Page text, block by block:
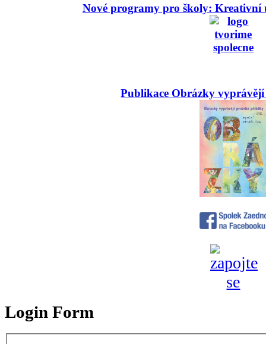
Nové programy pro školy: Kreativní
Publikace Obrázky
Login Form